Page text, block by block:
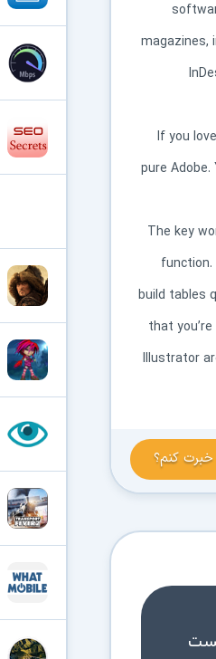
magazines,
If you
pure
The key
build tables
that
Illustrator
کنم؟